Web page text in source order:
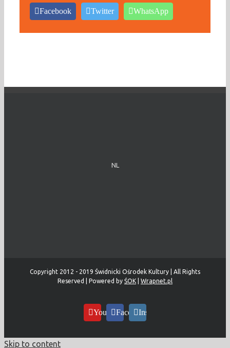
Facebook Twitter WhatsApp
NL
Copyright 2012 - 2019 Świdnicki Ośrodek Kultury | All Rights
Reserved | Powered by ŚOK Wrapnet.pl
YouTubeFacebookInstagram
Skip to content